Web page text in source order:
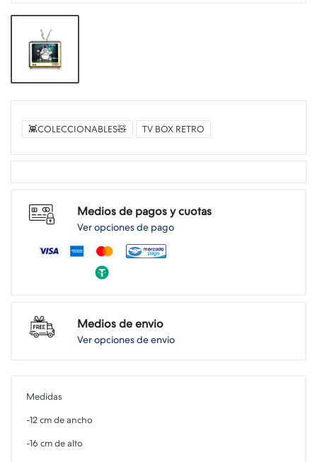
👾COLECCIONABLES🧸 TV BOX RETRO
Medios de pagos y cuotas
Ver opciones de pago
Medios de envio
Ver opciones de envio
Medidas
-12 cm de ancho
-16 cm de alto